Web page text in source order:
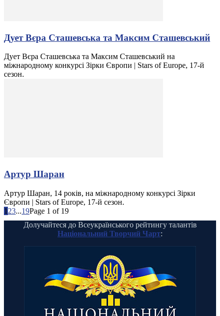
Дует Вєра Сташевська та Максим Сташевський
Дует Вєра Сташевська та Максим Сташевський на
міжнародному конкурсі Зірки Європи | Stars of Europe, 17-й
сезон.
Артур Шаран
Артур Шаран, 14 років, на міжнародному конкурсі Зірки
Європи | Stars of Europe, 17-й сезон.
1 23...19Page 1 of 19
Долучайтеся до Всеукраїнського рейтингу талантів
Національний Творчий Чарт: